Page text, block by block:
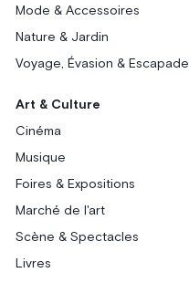
Mode & Accessoires
Nature & Jardin
Voyage, Évasion & Escapade
Art & Culture
Cinéma
Musique
Foires & Expositions
Marché de l'art
Scène & Spectacles
Livres